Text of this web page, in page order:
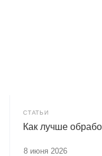
СТАТЬИ
Как лучше
8 июня 2026